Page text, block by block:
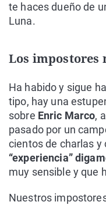
te haces dueño de
Luna.
Los impostores
Ha habido y sigue
tipo, hay una
sobre Enric Marco,
pasado por un
cientos de charlas y
“experiencia”
muy sensible y que
Nuestros